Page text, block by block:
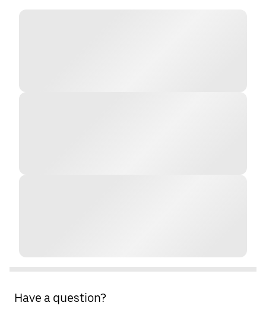
Have a question?